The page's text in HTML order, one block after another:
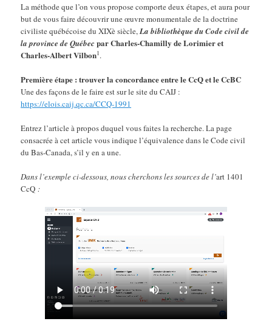
La méthode que l’on vous propose comporte deux étapes, et aura pour
but de vous faire découvrir une œuvre monumentale de la doctrine
civiliste québécoise du XIXè siècle,La bibliothèque du Code civil de
la province de Québec par Charles-Chamilly de Lorimier et
Charles-Albert Vilbon1.
Première étape : trouver la concordance entre le CcQ et le CcBC
Une des façons de le faire est sur le site du CAIJ :
https://elois.caij.qc.ca/CCQ-1991
Entrez l’article à propos duquel vous faites la recherche. La page
consacrée à cet article vous indique l’équivalence dans le Code civil
du Bas-Canada, s’il y en a une.
Dans l’exemple ci-dessous, nous cherchons les sources de l’art 1401
CcQ :